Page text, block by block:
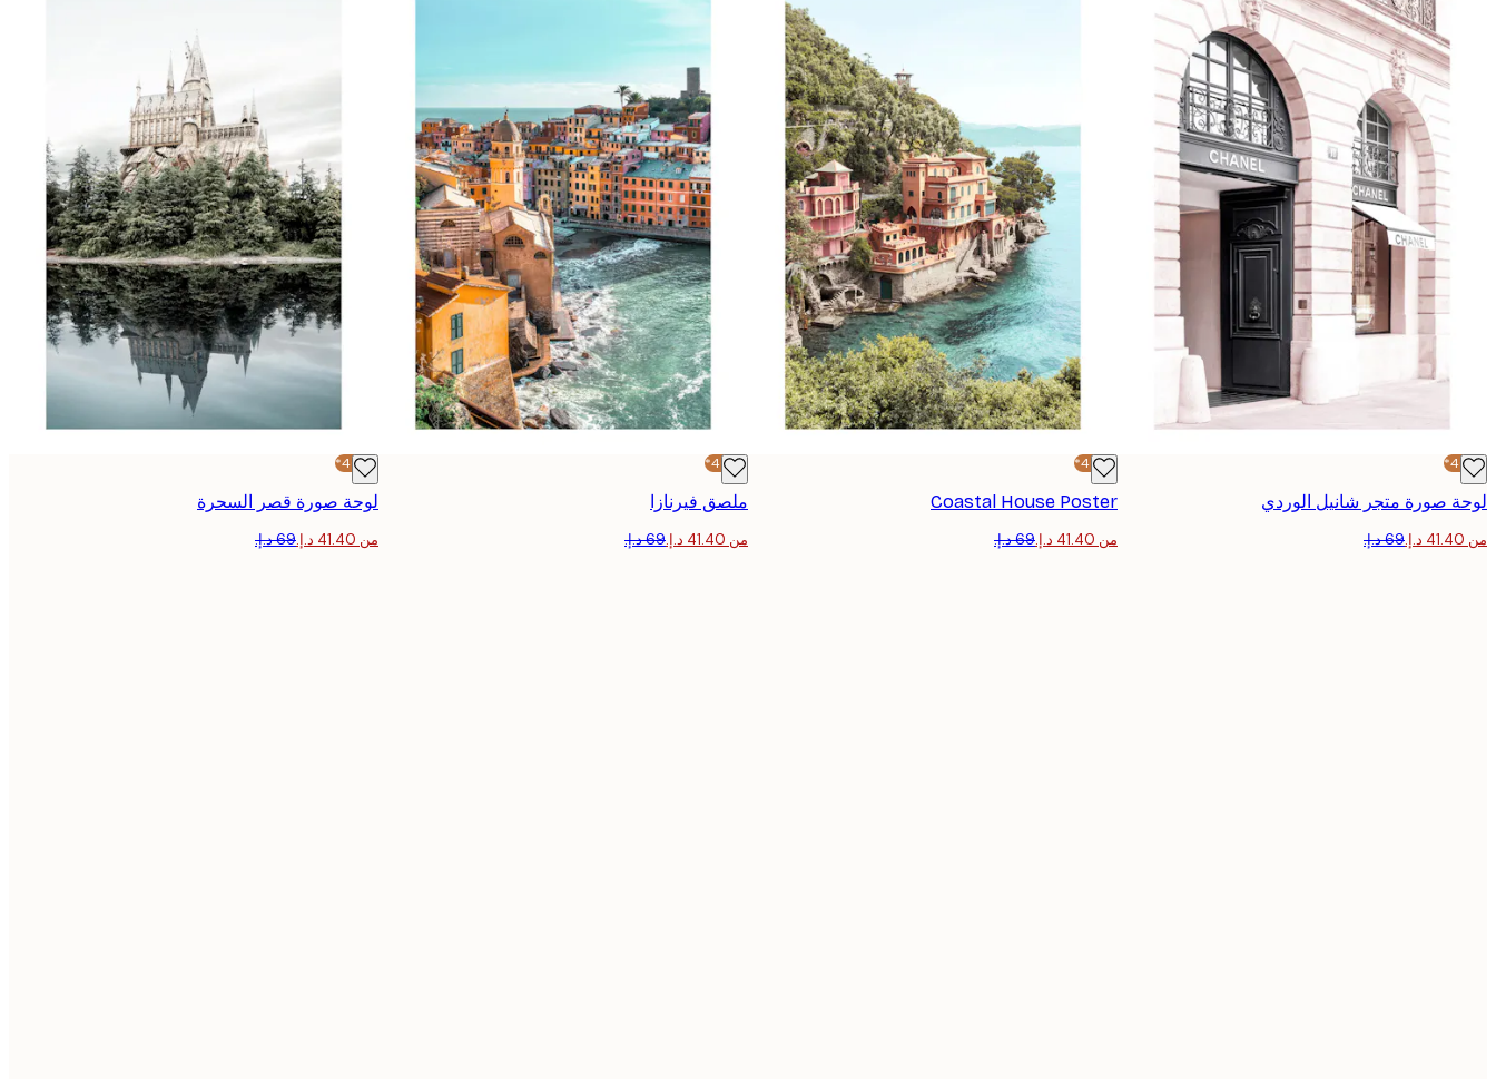
-40%*
لوحة صورة متجر شانيل الوردي
من ‏41.40 د.إ.‏
-40%*
Coastal House Poster
من ‏41.40 د.إ.‏
-40%*
ملصق فيرنازا
من ‏41.40 د.إ.‏
-40%*
لوحة صورة قصر السحرة
من ‏41.40 د.إ.‏